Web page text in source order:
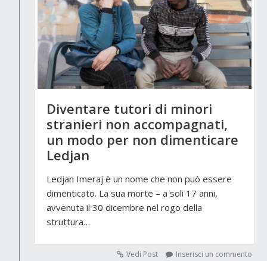
Diventare tutori di minori
stranieri non accompagnati,
un modo per non dimenticare
Ledjan
Ledjan Imeraj è un nome che non può essere
dimenticato. La sua morte – a soli 17 anni,
avvenuta il 30 dicembre nel rogo della
struttura…
Vedi Post Inserisci un commento